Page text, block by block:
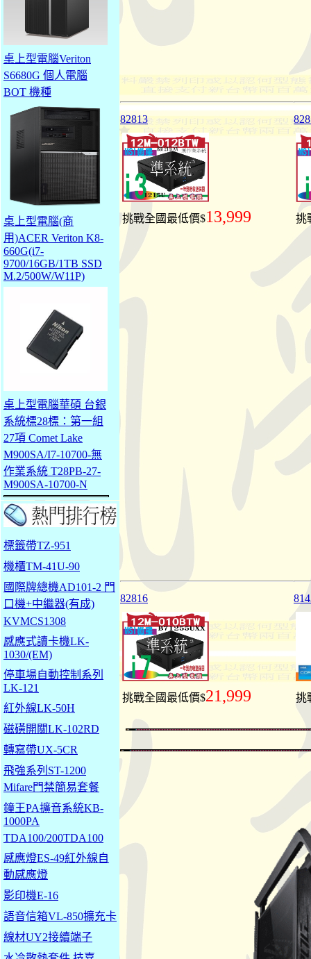
桌上型電腦Veriton
S6680G 個人電腦
BOT 機種
桌上型電腦(商
用)ACER Veriton K8-
660G(i7-
9700/16GB/1TB SSD
M.2/500W/W11P)
桌上型電腦華碩 台銀
系統標28標：第一組
27項 Comet Lake
M900SA/I7-10700-無
作業系統 T28PB-27-
M900SA-10700-N
標籤帶TZ-951
機櫃TM-41U-90
國際牌總機AD101-2 門
口機+中繼器(有成)
KVMCS1308
感應式讀卡機LK-
1030/(EM)
停車場自動控制系列
LK-121
紅外線LK-50H
磁磺開關LK-102RD
轉寫帶UX-5CR
飛強系列ST-1200
Mifare門禁簡易套餐
鐘王PA擴音系統KB-
1000PA
TDA100/200TDA100
感應燈ES-49紅外線自
動感應燈
影印機E-16
語音信箱VL-850擴充卡
線材UY2接續端子
82813
挑戰全國最低價$13,999 挑
82816
挑戰全國最低價$21,999 挑